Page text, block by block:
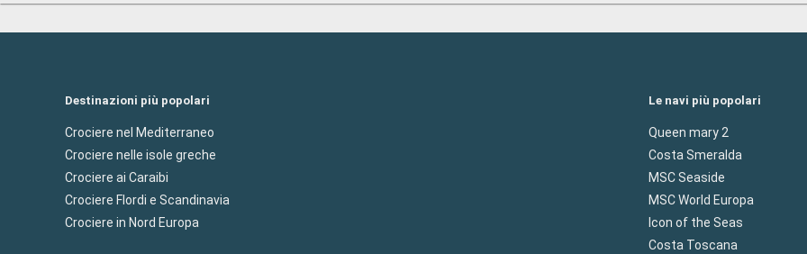
Destinazioni più popolari
Crociere nel Mediterraneo
Crociere nelle isole greche
Crociere ai Caraibi
Crociere Flordi e Scandinavia
Crociere in Nord Europa
Le navi più popolari
Queen mary 2
Costa Smeralda
MSC Seaside
MSC World Europa
Icon of the Seas
Costa Toscana